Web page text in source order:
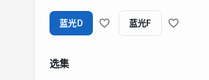
蓝光D 蓝光F
选集